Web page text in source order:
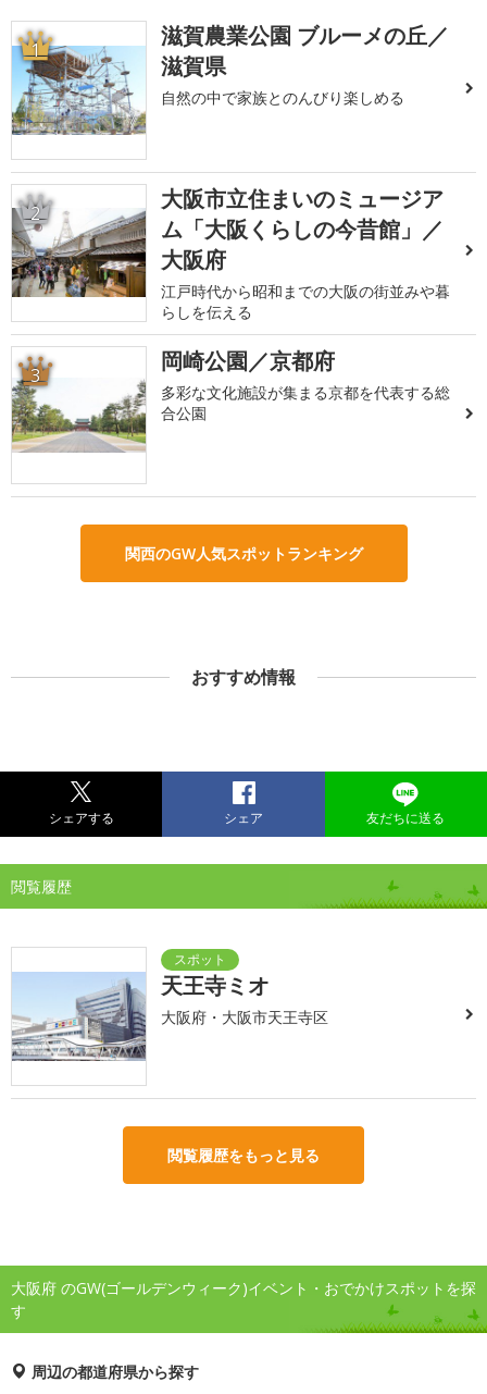
1
滋賀農業公園 ブルーメの丘／
滋賀県
自然の中で家族とのんびり楽しめる
2
大阪市立住まいのミュージア
ム「大阪くらしの今昔館」／
大阪府
江戸時代から昭和までの大阪の街並みや暮
らしを伝える
3 岡崎公園／京都府
多彩な文化施設が集まる京都を代表する総
合公園
関西のGW人気スポットランキング
おすすめ情報
シェアする シェア 友だちに送る
閲覧履歴
天王寺ミオ
大阪府・大阪市天王寺区
閲覧履歴をもっと見る
大阪府 のGW(ゴールデンウィーク)イベント・おでかけスポットを探
す
周辺の都道府県から探す